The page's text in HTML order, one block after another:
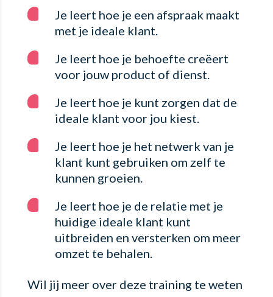
Je leert hoe je een afspraak maakt
met je ideale klant.
Je leert hoe je behoefte creëert
voor jouw product of dienst.
Je leert hoe je kunt zorgen dat de
ideale klant voor jou kiest.
Je leert hoe je het netwerk van je
klant kunt gebruiken om zelf te
kunnen groeien.
Je leert hoe je de relatie met je
huidige ideale klant kunt
uitbreiden en versterken om meer
omzet te behalen.
Wil jij meer over deze training te weten